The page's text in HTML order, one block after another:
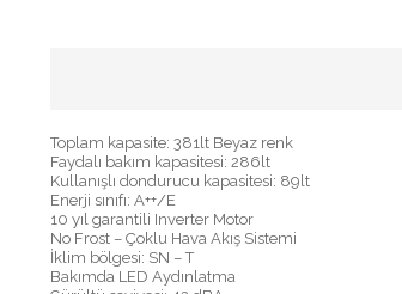
Toplam kapasite: 381lt Beyaz renk
Faydalı bakım kapasitesi: 286lt
Kullanışlı dondurucu kapasitesi: 89lt
Enerji sınıfı: A++/E
10 yıl garantili Inverter Motor
No Frost – Çoklu Hava Akış Sistemi
İklim bölgesi: SN – T
Bakımda LED Aydınlatma